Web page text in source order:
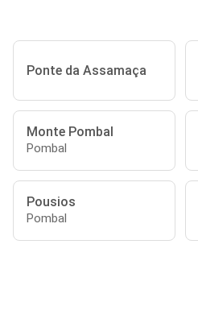
Ponte da Assamaça
Monte Pombal
Pombal
Pousios
Pombal